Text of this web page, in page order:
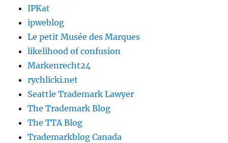
IPKat
ipweblog
Le petit Musée des Marques
likelihood of confusion
Markenrecht24
rychlicki.net
Seattle Trademark Lawyer
The Trademark Blog
The TTA Blog
Trademarkblog Canada